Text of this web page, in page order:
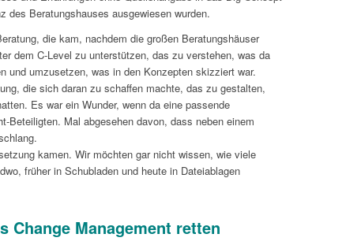
des Beratungshauses ausgewiesen wurden.
die kam, nachdem die großen Beratungshäuser
dem C-Level zu unterstützen, das zu verstehen, was da
und umzusetzen, was in den Konzepten skizziert war.
die sich daran zu schaffen machte, das zu gestalten,
Es war ein Wunder, wenn da eine passende
Beteiligten. Mal abgesehen davon, dass neben einem
kamen. Wir möchten gar nicht wissen, wie viele
früher in Schubladen und heute in Dateiablagen
Change Management retten